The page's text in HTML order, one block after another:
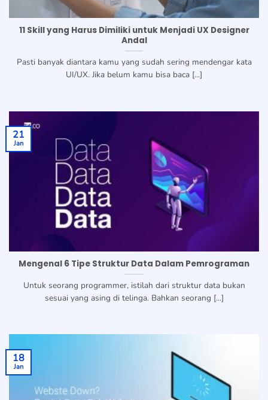
11 Skill yang Harus Dimiliki untuk Menjadi UX Designer
Andal
Pasti banyak diantara kamu yang sudah sering mendengar kata
UI/UX. Jika belum kamu bisa baca [...]
Mengenal 6 Tipe Struktur Data Dalam Pemrograman
Untuk seorang programmer, istilah dari struktur data bukan
sesuai yang asing di telinga. Bahkan seorang [...]
21
Jan
18
Jan